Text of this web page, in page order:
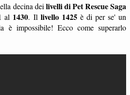
decina dei livelli di Pet Rescue Saga
al 1430. Il livello 1425è di per se' un
è impossibile! Ecco come superarlo